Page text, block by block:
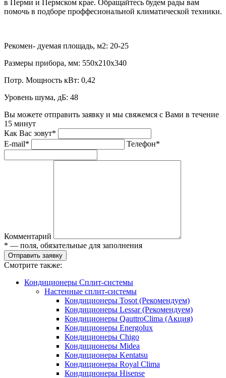
в Перми и Пермском крае. Обращайтесь будем рады вам
помочь в подборе проффесиональной климатической техники.
Рекомен- дуемая площадь, м2: 20-25
Размеры прибора, мм: 550x210x340
Потр. Мощность кВт: 0,42
Уровень шума, дБ: 48
Вы можете отправить заявку и мы свяжемся с Вами в течение
15 минут
Как Вас зовут*
E-mail*
Телефон*
Комментарий
* — поля, обязательные для заполнения
Отправить заявку
Смотрите также:
Кондиционеры Сплит-системы
Настенные сплит-системы
Кондиционеры Tosot (Рекомендуем)
Кондиционеры Lessar (Рекомендуем)
Кондиционеры QauttroClima (Акция)
Кондиционеры Energolux
Кондиционеры Chigo
Кондиционеры Midea
Кондиционеры Kentatsu
Кондиционеры Royal Clima
Кондиционеры Hisense